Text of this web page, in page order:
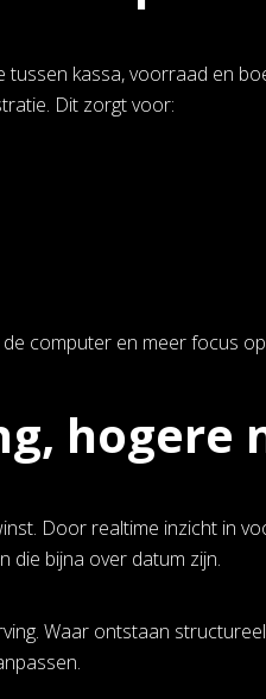
tussen kassa, voorraad en
Dit zorgt voor:
computer en meer focus
hogere
Door realtime inzicht in
die bijna over datum zijn.
Waar ontstaan